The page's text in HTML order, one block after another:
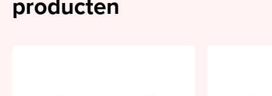
producten